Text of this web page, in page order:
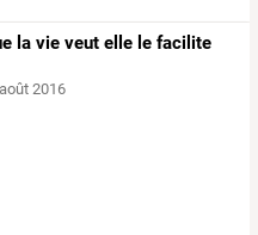
la vie veut elle le facilite
2016